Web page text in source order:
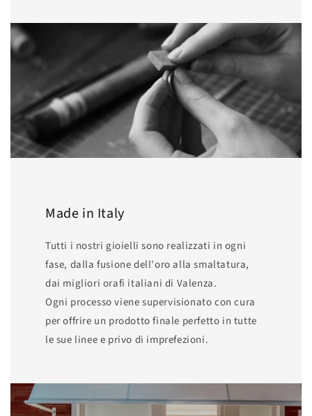
Made in Italy
Tutti i nostri gioielli sono realizzati in ogni
fase, dalla fusione dell'oro alla smaltatura,
dai migliori orafi italiani di Valenza.
Ogni processo viene supervisionato con cura
per offrire un prodotto finale perfetto in tutte
le sue linee e privo di imprefezioni.